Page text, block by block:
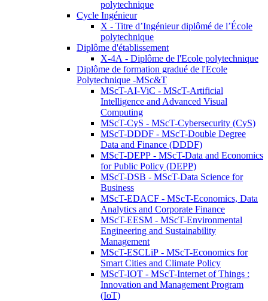
polytechnique
Cycle Ingénieur
X - Titre d’Ingénieur diplômé de l’École
polytechnique
Diplôme d'établissement
X-4A - Diplôme de l'Ecole polytechnique
Diplôme de formation gradué de l'Ecole
Polytechnique -MSc&T
MScT-AI-ViC - MScT-Artificial
Intelligence and Advanced Visual
Computing
MScT-CyS - MScT-Cybersecurity (CyS)
MScT-DDDF - MScT-Double Degree
Data and Finance (DDDF)
MScT-DEPP - MScT-Data and Economics
for Public Policy (DEPP)
MScT-DSB - MScT-Data Science for
Business
MScT-EDACF - MScT-Economics, Data
Analytics and Corporate Finance
MScT-EESM - MScT-Environmental
Engineering and Sustainability
Management
MScT-ESCLiP - MScT-Economics for
Smart Cities and Climate Policy
MScT-IOT - MScT-Internet of Things :
Innovation and Management Program
(IoT)